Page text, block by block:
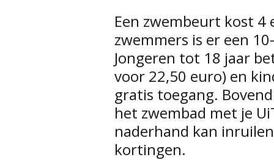
Een zwembeurt kost
zwemmers is er een
Jongeren tot 18 jaar
voor 22,50 euro) en
gratis toegang.
het zwembad met je
naderhand kan
kortingen.